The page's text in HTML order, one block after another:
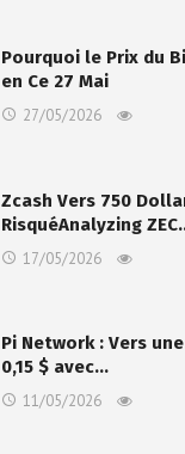
Pourquoi le Prix du
en Ce 27 Mai
27/05/2026
Zcash Vers 750
RisquéAnalyzing
17/05/2026
Pi Network : Vers
0,15 $ avec…
11/05/2026